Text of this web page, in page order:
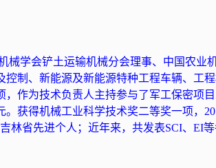
械学会铲土运输机械分会理事、中国农业
制、新能源及新能源特种工程车辆、工
作为技术负责人主持参与了军工保密项
获得机械工业科学技术奖二等奖一项，
林省先进个人；近年来，共发表SCI、 EI